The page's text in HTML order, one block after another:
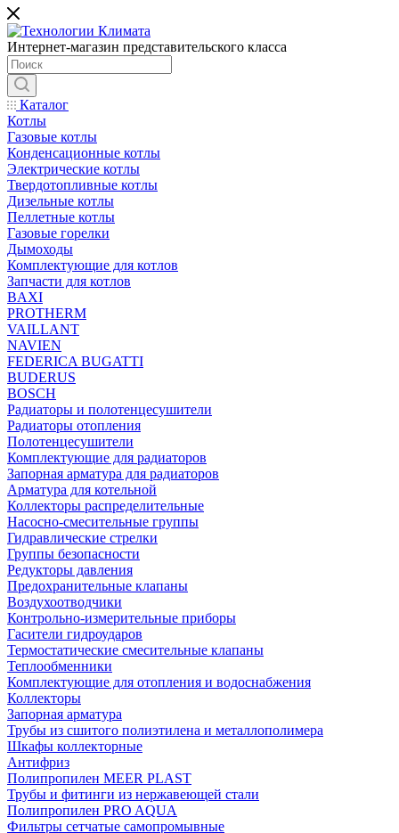
Интернет-магазин представительского класса
Каталог
Котлы
Газовые котлы
Конденсационные котлы
Электрические котлы
Твердотопливные котлы
Дизельные котлы
Пеллетные котлы
Газовые горелки
Дымоходы
Комплектующие для котлов
Запчасти для котлов
BAXI
PROTHERM
VAILLANT
NAVIEN
FEDERICA BUGATTI
BUDERUS
BOSCH
Радиаторы и полотенцесушители
Радиаторы отопления
Полотенцесушители
Комплектующие для радиаторов
Запорная арматура для радиаторов
Арматура для котельной
Коллекторы распределительные
Насосно-смесительные группы
Гидравлические стрелки
Группы безопасности
Редукторы давления
Предохранительные клапаны
Воздухоотводчики
Контрольно-измерительные приборы
Гасители гидроударов
Термостатические смесительные клапаны
Теплообменники
Комплектующие для отопления и водоснабжения
Коллекторы
Запорная арматура
Трубы из сшитого полиэтилена и металлополимера
Шкафы коллекторные
Антифриз
Полипропилен MEER PLAST
Трубы и фитинги из нержавеющей стали
Полипропилен PRO AQUA
Фильтры сетчатые самопромывные